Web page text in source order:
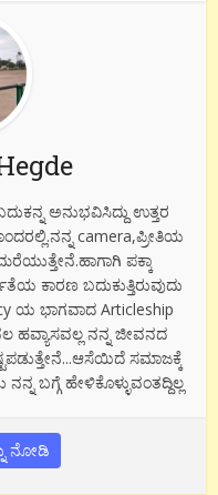
ಅನುಭವಿಸಿದ್ದು ಉತ್ತರ
camera,ಪ್ರೀತಿಯ
ಪಕ್ಕಾ
ಕಾರಣ ಬದುಕುತ್ತಿರುವುದು
ಯ ಭಾಗವಾದ Articleship
ಹವ್ಯಾಸವಲ್ಲ ನನ್ನ ಜೀವನದ
ಸಮಾಜಕ್ಕೆ
ಬಗ್ಗೆ ಹೇಳಿಕೊಳ್ಳುವಂತದ್ದಿಲ್ಲ
ನೋಡಿ